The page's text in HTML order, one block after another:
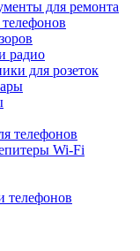
для ремонта
радио
для розеток
телефонов
Wi-Fi
телефонов